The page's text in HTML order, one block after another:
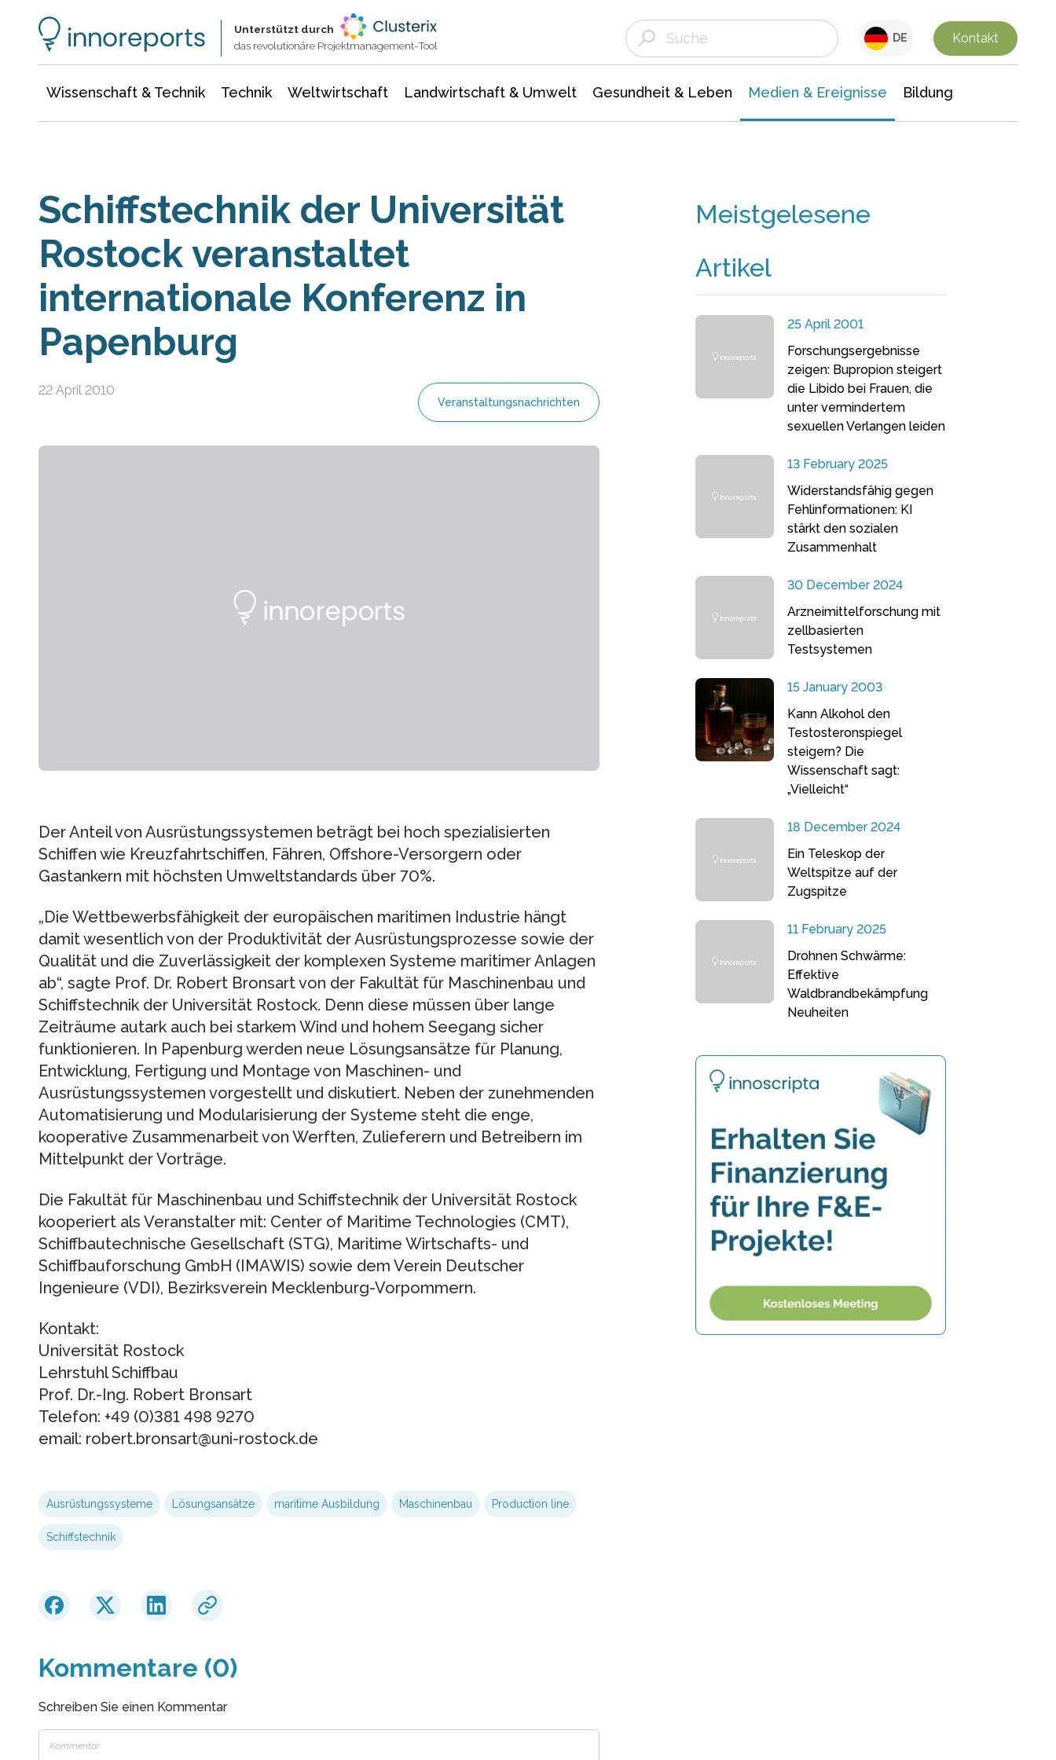
Unterstützt durch
das revolutionäre Projektmanagement-Tool
DE Kontakt
Wissenschaft & Technik Technik Weltwirtschaft Landwirtschaft & Umwelt Gesundheit & Leben Medien & Ereignisse Bildung
Schiffstechnik der Universität
Rostock veranstaltet
internationale Konferenz in
Papenburg
22 April 2010
Veranstaltungsnachrichten
Der Anteil von Ausrüstungssystemen beträgt bei hoch spezialisierten
Schiffen wie Kreuzfahrtschiffen, Fähren, Offshore-Versorgern oder
Gastankern mit höchsten Umweltstandards über 70%.
„Die Wettbewerbsfähigkeit der europäischen maritimen Industrie hängt
damit wesentlich von der Produktivität der Ausrüstungsprozesse sowie der
Qualität und die Zuverlässigkeit der komplexen Systeme maritimer Anlagen
ab“, sagte Prof. Dr. Robert Bronsart von der Fakultät für Maschinenbau und
Schiffstechnik der Universität Rostock. Denn diese müssen über lange
Zeiträume autark auch bei starkem Wind und hohem Seegang sicher
funktionieren. In Papenburg werden neue Lösungsansätze für Planung,
Entwicklung, Fertigung und Montage von Maschinen- und
Ausrüstungssystemen vorgestellt und diskutiert. Neben der zunehmenden
Automatisierung und Modularisierung der Systeme steht die enge,
kooperative Zusammenarbeit von Werften, Zulieferern und Betreibern im
Mittelpunkt der Vorträge.
Die Fakultät für Maschinenbau und Schiffstechnik der Universität Rostock
kooperiert als Veranstalter mit: Center of Maritime Technologies (CMT),
Schiffbautechnische Gesellschaft (STG), Maritime Wirtschafts- und
Schiffbauforschung GmbH (IMAWIS) sowie dem Verein Deutscher
Ingenieure (VDI), Bezirksverein Mecklenburg-Vorpommern.
Kontakt:
Universität Rostock
Lehrstuhl Schiffbau
Prof. Dr.-Ing. Robert Bronsart
Telefon: +49 (0)381 498 9270
email: robert.bronsart@uni-rostock.de
Ausrüstungssysteme Lösungsansätze maritime Ausbildung Maschinenbau Production line
Schiffstechnik
Kommentare (0)
Schreiben Sie einen Kommentar
Meistgelesene
Artikel
25 April 2001
Forschungsergebnisse
zeigen: Bupropion steigert
die Libido bei Frauen, die
unter vermindertem
sexuellen Verlangen leiden
13 February 2025
Widerstandsfähig gegen
Fehlinformationen: KI
stärkt den sozialen
Zusammenhalt
30 December 2024
Arzneimittelforschung mit
zellbasierten
Testsystemen
15 January 2003
Kann Alkohol den
Testosteronspiegel
steigern? Die
Wissenschaft sagt:
„Vielleicht“
18 December 2024
Ein Teleskop der
Weltspitze auf der
Zugspitze
11 February 2025
Drohnen Schwärme:
Effektive
Waldbrandbekämpfung
Neuheiten